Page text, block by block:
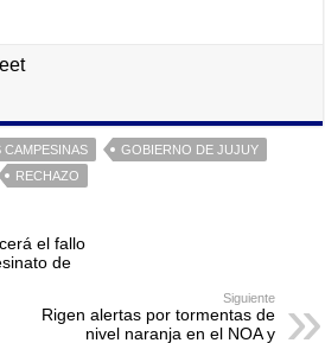
CAMPESINAS
GOBIERNO DE JUJUY
RECHAZO
el fallo
de
Siguiente
Rigen alertas por tormentas de
nivel naranja en el NOA y